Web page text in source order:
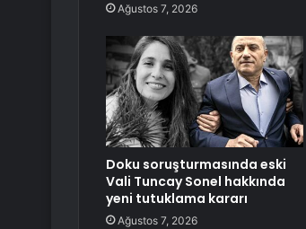
Ağustos 7, 2026
Doku soruşturmasında eski
Vali Tuncay Sonel hakkında
yeni tutuklama kararı
Ağustos 7, 2026